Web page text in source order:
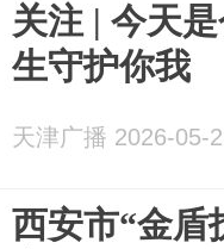
关注 | 今天
生守护你我
天津广播 2026-05-
西安市“金盾